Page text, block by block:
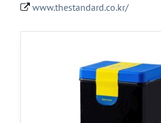
www.thestandard.co.kr/